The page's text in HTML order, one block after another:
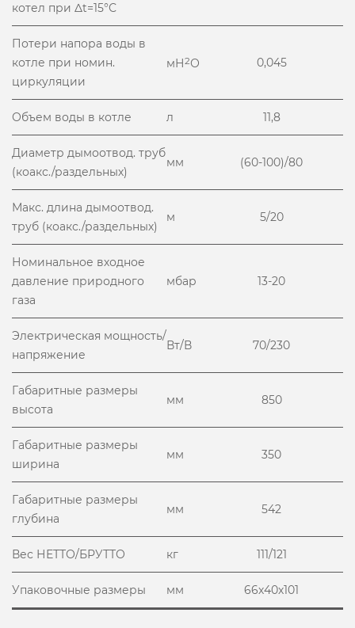
котел при Δt=15°С
Потери напора воды в
котле при номин.
циркуляции
мН2О 0,045
Объем воды в котле л 11,8
Диаметр дымоотвод. труб
(коакс./раздельных)
мм (60-100)/80
Макс. длина дымоотвод.
труб (коакс./раздельных)
м 5/20
Номинальное входное
давление природного
газа
мбар 13-20
Электрическая мощность/
напряжение
Вт/В 70/230
Габаритные размеры
высота
мм 850
Габаритные размеры
ширина
мм 350
Габаритные размеры
глубина
мм 542
Вес НЕТТО/БРУТТО кг 111/121
Упаковочные размеры мм 66х40х101